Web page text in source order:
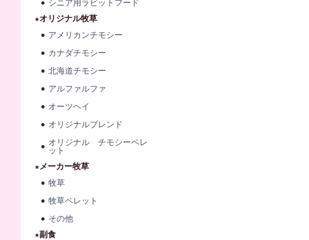
シニア用ラビットフード
★オリジナル牧草
アメリカンチモシー
カナダチモシー
北海道チモシー
アルファルファ
オーツヘイ
オリジナルブレンド
オリジナル チモシーペレ
ット
★メーカー牧草
牧草
牧草ペレット
その他
★副食